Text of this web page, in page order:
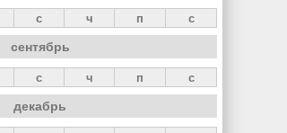
с ч п с
сентябрь
с ч п с
декабрь